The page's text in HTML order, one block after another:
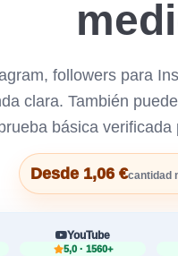
followers para
clara. También
básica
Desde 1,06 €cantidad
YouTube
5,0 · 1560+